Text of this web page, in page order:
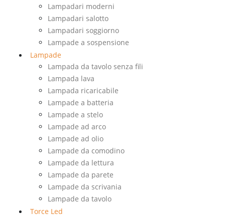
Lampadari moderni
Lampadari salotto
Lampadari soggiorno
Lampade a sospensione
Lampade
Lampada da tavolo senza fili
Lampada lava
Lampada ricaricabile
Lampade a batteria
Lampade a stelo
Lampade ad arco
Lampade ad olio
Lampade da comodino
Lampade da lettura
Lampade da parete
Lampade da scrivania
Lampade da tavolo
Torce Led